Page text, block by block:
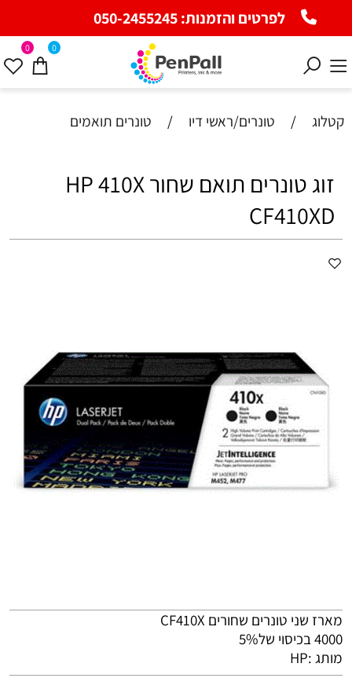
לפרטים והזמנות:050-2455245
0 0
קטלוג / טונרים/ראשי דיו / טונרים תואמים
זוג ‏טונרים תואם שחור HP 410X
CF410XD
מארז שני טונרים שחורים CF410X
4000 בכיסוי של5%
מותג :HP